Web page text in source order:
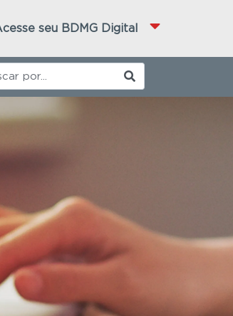
seu BDMG Digital